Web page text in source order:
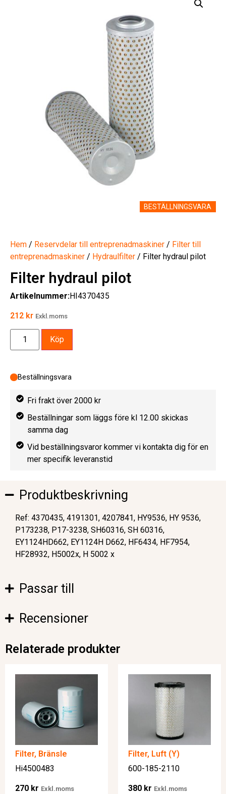
BESTÄLLNINGSVARA
Hem / Reservdelar till entreprenadmaskiner / Filter till
entreprenadmaskiner / Hydraulfilter / Filter hydraul pilot
Filter hydraul pilot
Artikelnummer:HI4370435
212 kr Exkl.moms
Beställningsvara
Köp
Fri frakt över 2000 kr
Beställningar som läggs före kl 12.00 skickas
samma dag
Vid beställningsvaror kommer vi kontakta dig för en
mer specifik leveranstid
Produktbeskrivning
Ref: 4370435, 4191301, 4207841, HY9536, HY 9536,
P173238, P17-3238, SH60316, SH 60316,
EY1124HD662, EY1124H D662, HF6434, HF7954,
HF28932, H5002x, H 5002 x
Passar till
Recensioner
Relaterade produkter
Filter, Bränsle
Hi4500483
270 kr Exkl.moms
Filter, Luft (Y)
600-185-2110
380 kr Exkl.moms